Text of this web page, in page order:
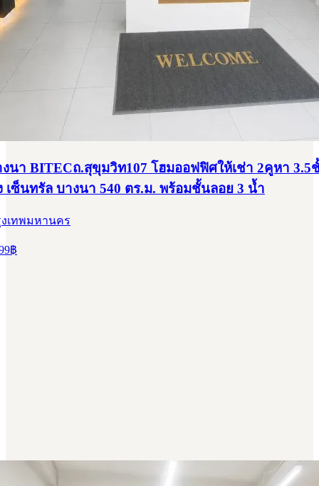
งนา BITECถ.สุขุมวิท107 โฮมออฟฟิศให้เช่า 2คูหา 3.5
เซ็นทรัล บางนา 540 ตร.ม. พร้อมชั้นลอย 3 น้ำ
เทพมหานคร
฿